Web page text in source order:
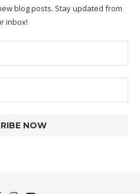
blog posts. Stay updated from
inbox!